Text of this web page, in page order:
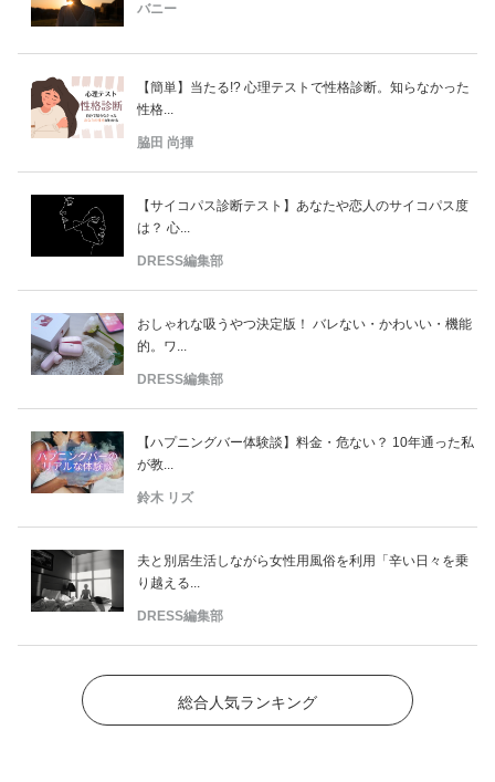
バニー
【簡単】当たる!? 心理テストで性格診断。知らなかった
性格...
脇田 尚揮
【サイコパス診断テスト】あなたや恋人のサイコパス度
は？ 心...
DRESS編集部
おしゃれな吸うやつ決定版！ バレない・かわいい・機能
的。ワ...
DRESS編集部
【ハプニングバー体験談】料金・危ない？ 10年通った私
が教...
鈴木 リズ
夫と別居生活しながら女性用風俗を利用「辛い日々を乗
り越える...
DRESS編集部
総合人気ランキング